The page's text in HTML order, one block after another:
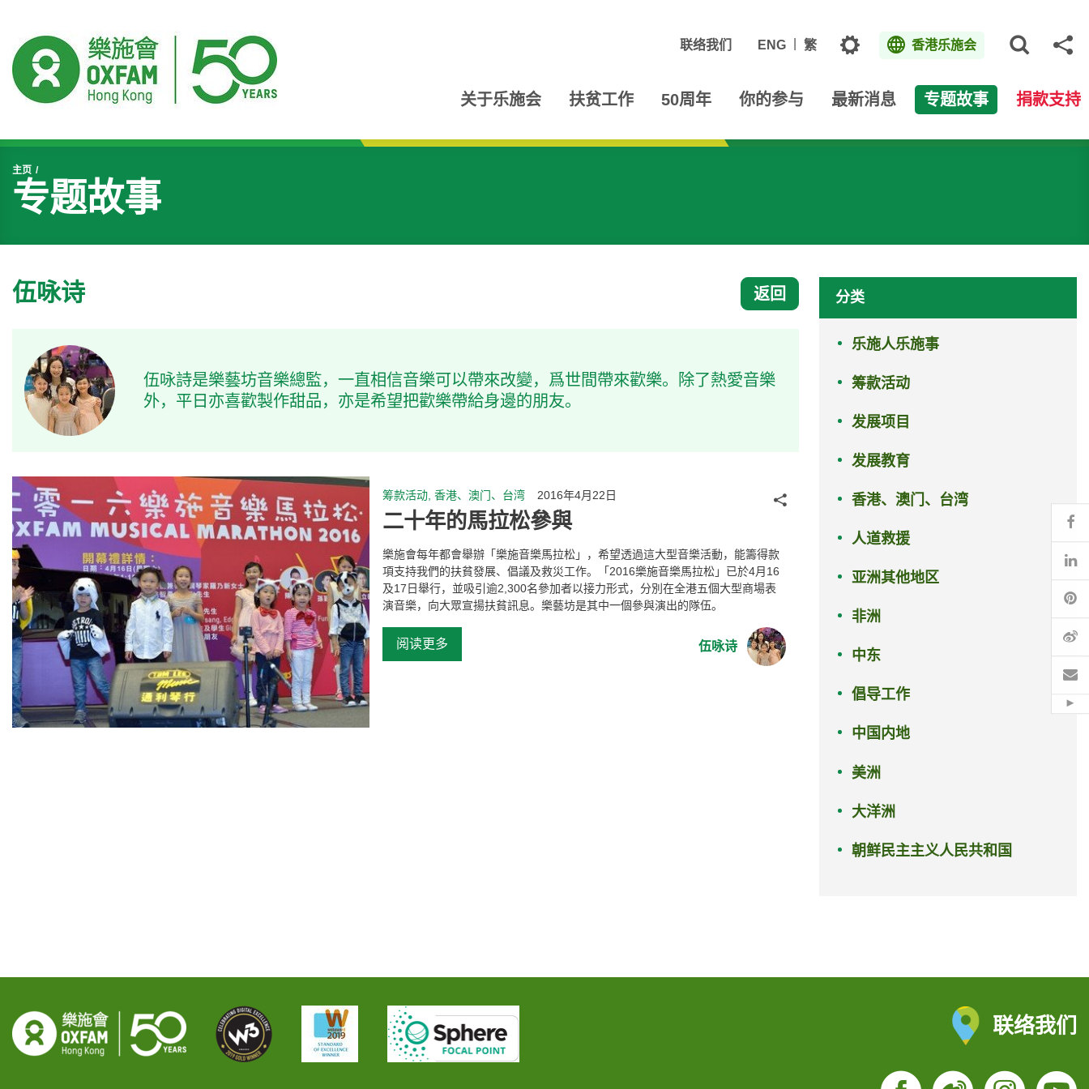
联络我们 ENG 繁 主题 香港乐施会
关于乐施会 扶贫工作 50周年 你的参与 最新消息 专题故事 捐款支持
开始主要内容
主页
专题故事
伍咏诗 返回
伍咏詩是樂藝坊音樂總監，一直相信音樂可以帶來改變，爲世間帶來歡樂。除了熱愛音樂
外，平日亦喜歡製作甜品，亦是希望把歡樂帶給身邊的朋友。
筹款活动, 香港、澳门、台湾 2016年4月22日
二十年的馬拉松參與
樂施會每年都會舉辦「樂施音樂馬拉松」，希望透過這大型音樂活動，能籌得款
項支持我們的扶貧發展、倡議及救災工作。「2016樂施音樂馬拉松」已於4月16
及17日舉行，並吸引逾2,300名參加者以接力形式，分別在全港五個大型商場表
演音樂，向大眾宣揚扶貧訊息。樂藝坊是其中一個參與演出的隊伍。
阅读更多 伍咏诗
分享
分类
乐施人乐施事
筹款活动
发展项目
发展教育
香港、澳门、台湾
人道救援
亚洲其他地区
非洲
中东
倡导工作
中国内地
美洲
大洋洲
朝鲜民主主义人民共和国
联络我们